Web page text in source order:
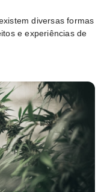
diversas formas
e experiências de